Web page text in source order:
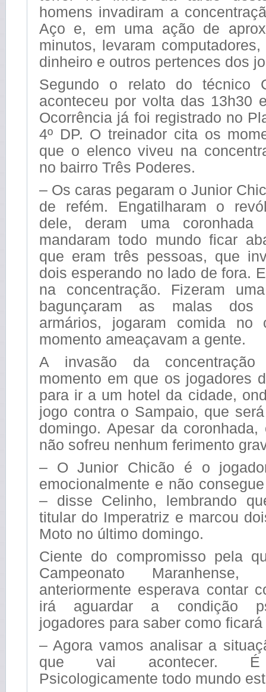
homens invadiram a
Aço e, em uma ação de
minutos, levaram
dinheiro e outros pertences dos
Segundo o relato do técnico
aconteceu por volta das 13h30
Ocorrência já foi registrado no
4º DP. O treinador cita os
que o elenco viveu na
no bairro Três Poderes.
– Os caras pegaram o Junior
de refém. Engatilharam o
dele, deram uma
mandaram todo mundo ficar
que eram três pessoas, que
dois esperando no lado de fora.
na concentração. Fizeram
bagunçaram as malas dos
armários, jogaram comida
momento ameaçavam a gente.
A invasão da concentração
momento em que os jogadores
para ir a um hotel da cidade,
jogo contra o Sampaio, que
domingo. Apesar da
não sofreu nenhum ferimento
– O Junior Chicão é o
emocionalmente e não
– disse Celinho, lembrando
titular do Imperatriz e marcou
Moto no último domingo.
Ciente do compromisso pela
Campeonato
anteriormente esperava contar
irá aguardar a condição
jogadores para saber como
– Agora vamos analisar a
que vai acontecer. É
Psicologicamente todo mundo